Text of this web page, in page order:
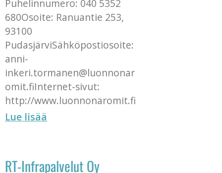
Puhelinnumero: 040 5352
680Osoite: Ranuantie 253,
93100
PudasjärviSähköpostiosoite:
anni-
inkeri.tormanen@luonnonar
omit.fiInternet-sivut:
http://www.luonnonaromit.fi
Lue lisää
RT-Infrapalvelut Oy